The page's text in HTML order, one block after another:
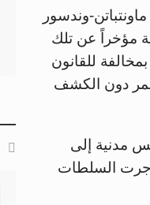
وندسور
مؤخراً عن تلك
للقانون
دون الكشف
مدنية إلى
السلطات